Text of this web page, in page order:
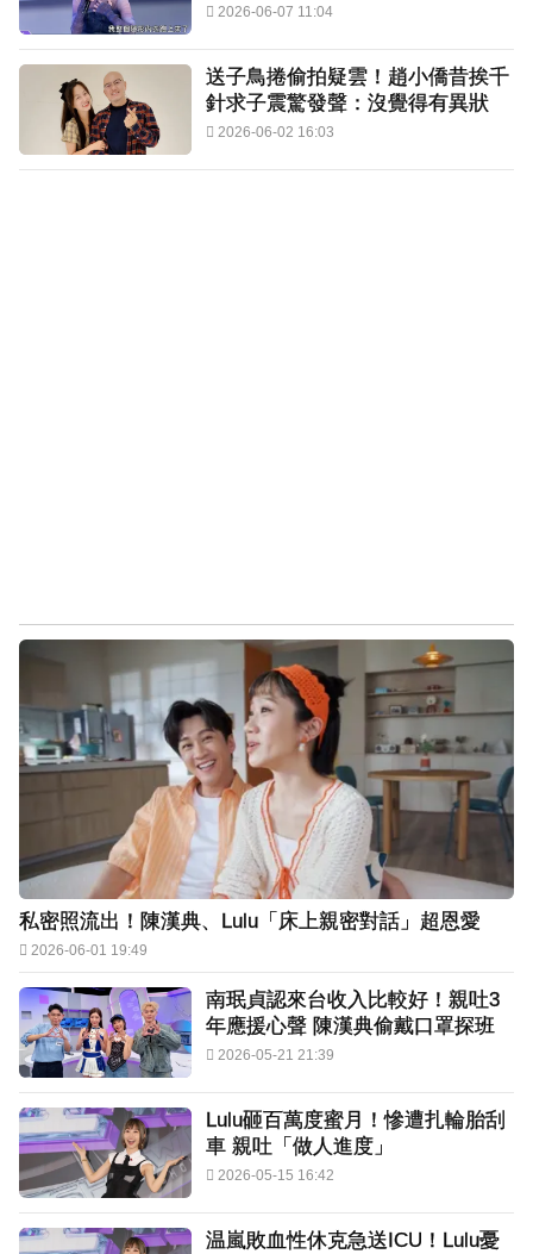
2026-06-07 11:04
送子鳥捲偷拍疑雲！趙小僑昔挨千
針求子震驚發聲：沒覺得有異狀
2026-06-02 16:03
私密照流出！陳漢典、Lulu「床上親密對話」超恩愛
2026-06-01 19:49
南珉貞認來台收入比較好！親吐3
年應援心聲 陳漢典偷戴口罩探班
2026-05-21 21:39
Lulu砸百萬度蜜月！慘遭扎輪胎刮
車 親吐「做人進度」
2026-05-15 16:42
温嵐敗血性休克急送ICU！Lulu憂